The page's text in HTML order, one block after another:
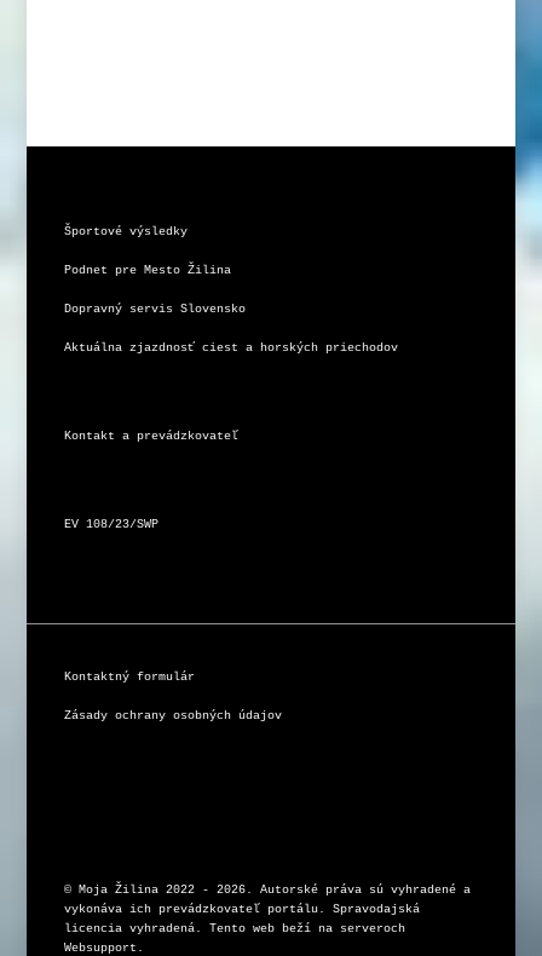
Športové výsledky
Podnet pre Mesto Žilina
Dopravný servis Slovensko
Aktuálna zjazdnosť ciest a horských priechodov
Kontakt a prevádzkovateľ
EV 108/23/SWP
Kontaktný formulár
Zásady ochrany osobných údajov
© Moja Žilina 2022 - 2026. Autorské práva sú vyhradené a
vykonáva ich prevádzkovateľ portálu. Spravodajská
licencia vyhradená. Tento web beží na serveroch